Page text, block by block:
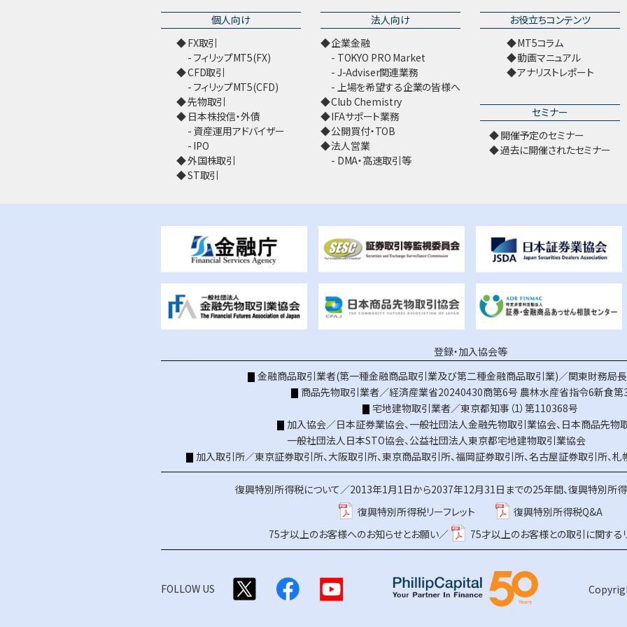
個人向け
FX取引
フィリップMT5(FX)
CFD取引
フィリップMT5(CFD)
先物取引
日本株投信・外債
資産運用アドバイザー
IPO
外国株取引
ST取引
法人向け
企業金融
TOKYO PRO Market
J-Adviser関連業務
上場を希望する企業の皆様へ
Club Chemistry
IFAサポート業務
公開買付・TOB
法人営業
DMA・高速取引等
お役立ちコンテンツ
MT5コラム
動画マニュアル
アナリストレポート
セミナー
開催予定のセミナー
過去に開催されたセミナー
登録・加入協会等
金融商品取引業者(第一種金融商品取引業及び第二種金融商品取引業)／関東財務局長
商品先物取引業者／経済産業省20240430商第6号 農林水産省指令6新食第
宅地建物取引業者／東京都知事（1）第110368号
加入協会／日本証券業協会、一般社団法人金融先物取引業協会、 日本商品先物
一般社団法人日本STO協会、公益社団法人東京都宅地建物取引業協会
加入取引所／東京証券取引所、大阪取引所、東京商品取引所、福岡証券取引所、名古屋証券取引所、札
復興特別所得税について／2013年1月1日から2037年12月31日までの25年間、復興特別所得
復興特別所得税リーフレット
復興特別所得税Q&A
75才以上のお客様へのお知らせとお願い／
75才以上のお客様との取引に関する
FOLLOW US